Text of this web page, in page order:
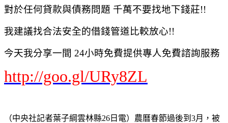
對於任何貸款與債務問題 千萬不要找地下錢莊!!
我建議找合法安全的借錢管道比較放心!!
今天我分享一間 24小時免費提供專人免費諮詢服務
http://goo.gl/URy8ZL
（中央社記者葉子綱雲林縣26日電）農曆春節過後到3月，被